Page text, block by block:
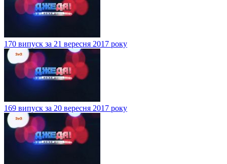
170 випуск за 21 вересня 2017 року
169 випуск за 20 вересня 2017 року